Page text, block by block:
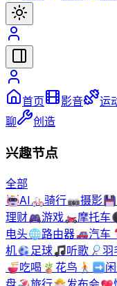
首页 影音 运
聊
创造
兴趣节点
全部
🤖AI🚲骑行📷摄影💾
理财🎮游戏🏍️摩托车
电头🌐路由器🚗汽车
机⚽足球🎵听歌 🏸羽
🍜吃喝 🪴 花鸟 🚶‍➡️